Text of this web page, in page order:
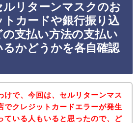
ルリターンマスクのお
トカードや銀行振り込
支払い方法の支払い
るかどうかを各自確認
けで、今回は、セルリターンマス
でクレジットカードエラーが発生
ている人もいると思ったので、ど